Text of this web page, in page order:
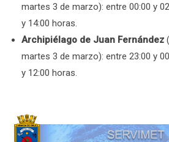
martes 3 de marzo): entre 00:00 y
y 14:00 horas.
Archipiélago de Juan Fernández
martes 3 de marzo): entre 23:00 y
y 12:00 horas.